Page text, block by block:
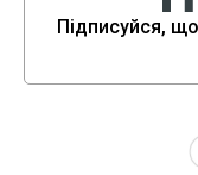
Підписуйся,